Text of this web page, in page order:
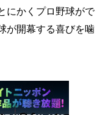
にかくプロ野球がで
が開幕する喜びを噛